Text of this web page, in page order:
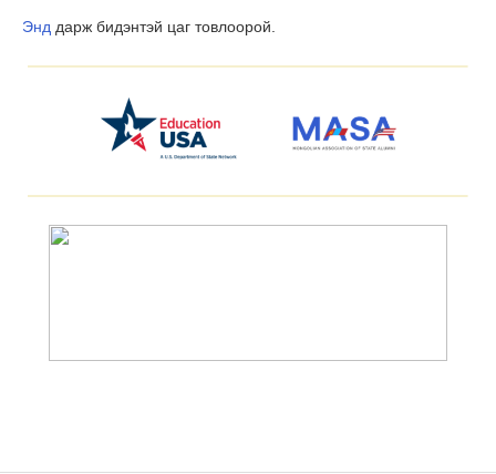
Энд дарж бидэнтэй цаг товлоорой.